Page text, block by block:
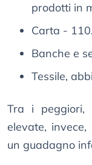
prodotti in
Carta -
Banche e
Tessile,
Tra i peggiori,
elevate,
un guadagno